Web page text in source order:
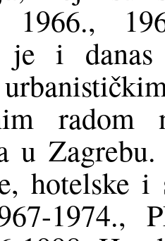
1966.,
je i danas
radom
u
hotelske i
1974.,